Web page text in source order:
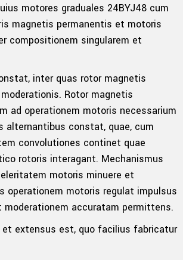
motores graduales 24BYJ48 cum
magnetis permanentis et motoris
compositionem singularem et
inter quas rotor magnetis
Rotor magnetis
ad operationem motoris necessarium
alternantibus constat, quae, cum
convolutiones continet quae
rotoris interagant. Mechanismus
motoris minuere et
operationem motoris regulat impulsus
accuratam permittens.
et extensus est, quo facilius fabricatur